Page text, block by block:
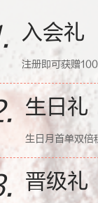
入会礼
注册即可获赠
生日礼
生日月首单双倍
晋级礼